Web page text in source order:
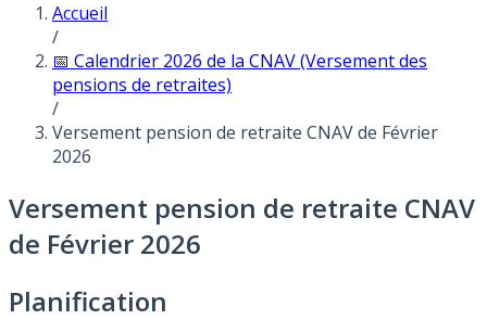
Accueil
/
📅 Calendrier 2026 de la CNAV (Versement des
pensions de retraites)
/
Versement pension de retraite CNAV de Février
2026
Versement pension de retraite CNAV
de Février 2026
Planification